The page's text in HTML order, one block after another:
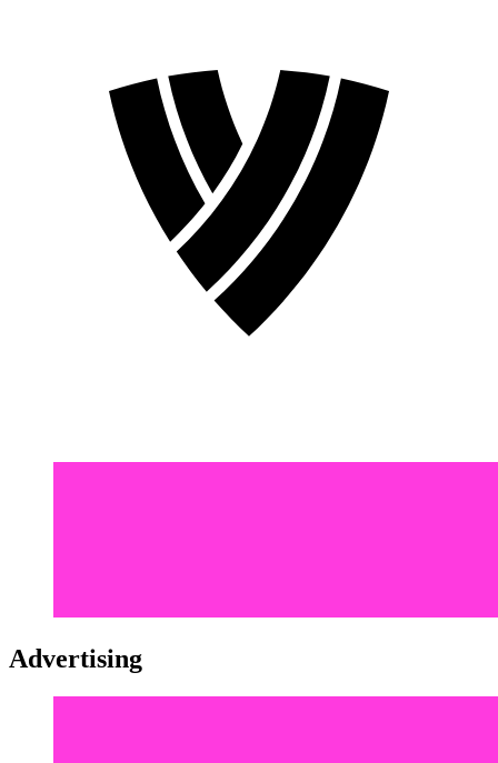
Advertising